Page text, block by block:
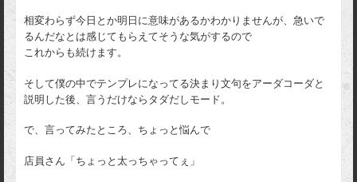
相変わらず今日とか明日に意味があるかわかりませんが、急いで
るんだなとは感じてもらえてそうな気がするので
これからも続けます。
そして僕の中でテンプレになってる決まり文句をアーダコーダと
説明した後、言うだけならタダだしモード。
で、言ってみたところ、ちょっと悩んで
店員さん「ちょっと太っちゃってぇ」